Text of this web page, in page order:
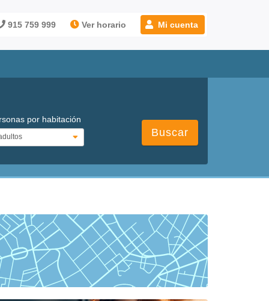
915 759 999 Ver horario Mi cuenta
por habitación
Buscar